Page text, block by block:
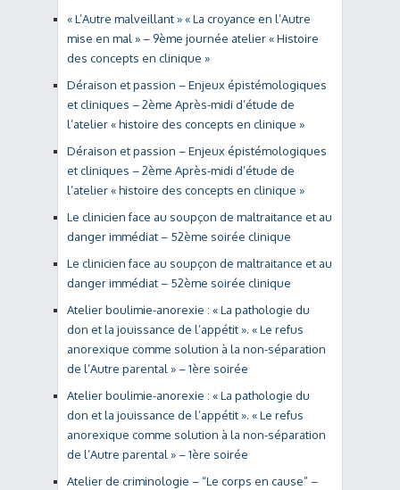
« L’Autre malveillant » « La croyance en l’Autre
mise en mal » – 9ème journée atelier « Histoire
des concepts en clinique »
Déraison et passion – Enjeux épistémologiques
et cliniques – 2ème Après-midi d’étude de
l’atelier « histoire des concepts en clinique »
Déraison et passion – Enjeux épistémologiques
et cliniques – 2ème Après-midi d’étude de
l’atelier « histoire des concepts en clinique »
Le clinicien face au soupçon de maltraitance et au
danger immédiat – 52ème soirée clinique
Le clinicien face au soupçon de maltraitance et au
danger immédiat – 52ème soirée clinique
Atelier boulimie-anorexie : « La pathologie du
don et la jouissance de l’appétit ». « Le refus
anorexique comme solution à la non-séparation
de l’Autre parental » – 1ère soirée
Atelier boulimie-anorexie : « La pathologie du
don et la jouissance de l’appétit ». « Le refus
anorexique comme solution à la non-séparation
de l’Autre parental » – 1ère soirée
Atelier de criminologie – “Le corps en cause” –